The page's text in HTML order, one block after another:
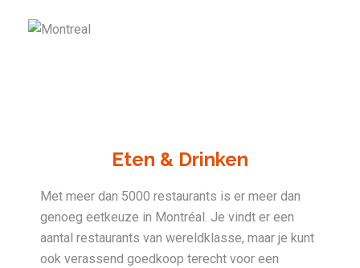
Eten & Drinken
Met meer dan 5000 restaurants is er meer dan
genoeg eetkeuze in Montréal. Je vindt er een
aantal restaurants van wereldklasse, maar je kunt
ook verassend goedkoop terecht voor een